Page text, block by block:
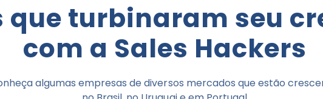
que turbinaram seu
com a Sales Hackers
algumas empresas de diversos mercados que estão